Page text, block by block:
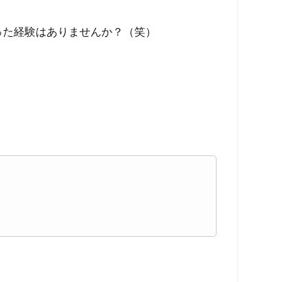
経験はありませんか？（笑）